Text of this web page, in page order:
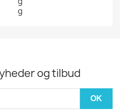
g
og tilbud